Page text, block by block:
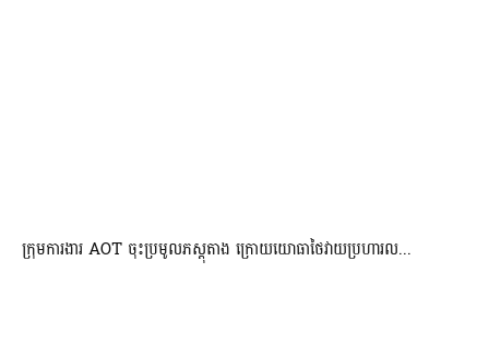
ក្រុមការងារ AOT ចុះប្រមូលភស្តុតាង ក្រោយយោធាថៃវាយប្រហារល...